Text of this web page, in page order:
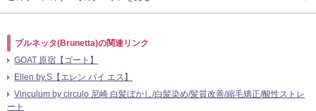
ブルネッタ(Brunetta)の関連リンク
GOAT 原宿【ゴート】
Ellen by.S【エレン バイ エス】
Vinculum by circulo 尼崎 白髪ぼかし/白髪染め/髪質改善/縮毛矯正/酸性ストレ
ート